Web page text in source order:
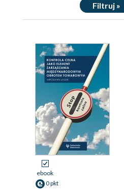
Filtruj »
ebook
0 pkt